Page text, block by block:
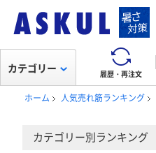
履歴・再注文
カテゴリー
ホーム 人気売れ筋ランキング
カテゴリー別ランキング